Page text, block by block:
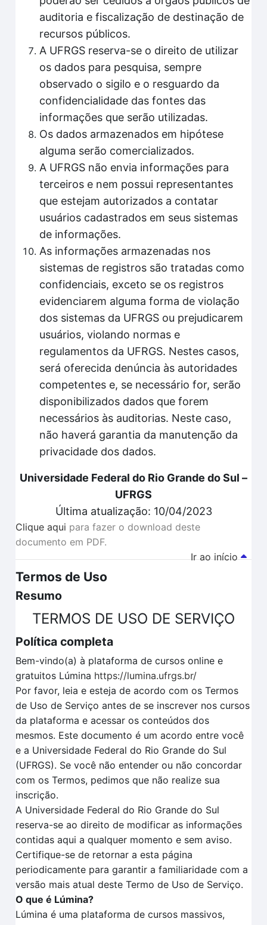
auditoria e fiscalização de destinação de
recursos públicos.
A UFRGS reserva-se o direito de utilizar
os dados para pesquisa, sempre
observado o sigilo e o resguardo da
confidencialidade das fontes das
informações que serão utilizadas.
Os dados armazenados em hipótese
alguma serão comercializados.
A UFRGS não envia informações para
terceiros e nem possui representantes
que estejam autorizados a contatar
usuários cadastrados em seus sistemas
de informações.
As informações armazenadas nos
sistemas de registros são tratadas como
confidenciais, exceto se os registros
evidenciarem alguma forma de violação
dos sistemas da UFRGS ou prejudicarem
usuários, violando normas e
regulamentos da UFRGS. Nestes casos,
será oferecida denúncia às autoridades
competentes e, se necessário for, serão
disponibilizados dados que forem
necessários às auditorias. Neste caso,
não haverá garantia da manutenção da
privacidade dos dados.
Universidade Federal do Rio Grande do Sul –
UFRGS
Última atualização: 10/04/2023
Clique aqui para fazer o download deste
documento em PDF.
Ir ao início
Termos de Uso
Resumo
TERMOS DE USO DE SERVIÇO
Política completa
Bem-vindo(a) à plataforma de cursos online e
gratuitos Lúmina https://lumina.ufrgs.br/
Por favor, leia e esteja de acordo com os Termos
de Uso de Serviço antes de se inscrever nos cursos
da plataforma e acessar os conteúdos dos
mesmos. Este documento é um acordo entre você
e a Universidade Federal do Rio Grande do Sul
(UFRGS). Se você não entender ou não concordar
com os Termos, pedimos que não realize sua
inscrição.
A Universidade Federal do Rio Grande do Sul
reserva-se ao direito de modificar as informações
contidas aqui a qualquer momento e sem aviso.
Certifique-se de retornar a esta página
periodicamente para garantir a familiaridade com a
versão mais atual deste Termo de Uso de Serviço.
O que é Lúmina?
Lúmina é uma plataforma de cursos massivos,